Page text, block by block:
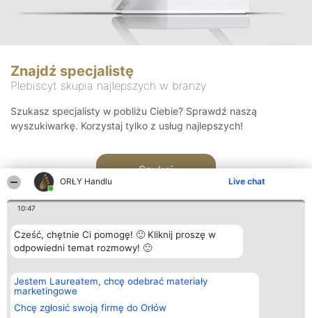
ORŁY Handlu Live chat
10:47
Cześć, chętnie Ci pomogę! 🙂 Kliknij proszę w
odpowiedni temat rozmowy! 🙂
Jestem Laureatem, chcę odebrać materiały
marketingowe
Chcę zgłosić swoją firmę do Orłów
Znajdź specjalistę
Plebiscyt skupia najlepszych w branży
Szukasz specjalisty w pobliżu Ciebie? Sprawdź naszą
wyszukiwarkę. Korzystaj tylko z usług najlepszych!
Szukaj
Organizator plebiscytu
Bright Side Solutions sp. z o.
o. sp. k.
ul. Ruska 22
Wrocław 50-079
Plebiscyt
Laureaci
wszystkich
Laureatów
Kontakt
Kontakt